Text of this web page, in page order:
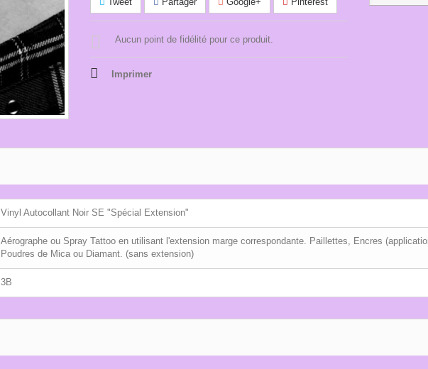
Aucun point de fidélité pour ce produit.
Imprimer
Vinyl Autocollant Noir SE "Spécial Extension"
Aérographe ou Spray Tattoo en utilisant l'extension marge correspondante. Paillettes, Encres
Poudres de Mica ou Diamant. (sans extension)
3B